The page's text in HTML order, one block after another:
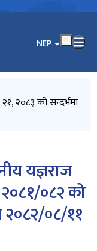
भाषा चयन गर्नुहोस्
NEP
उपदफा (३) को
२०८३ को सन्दर्भमा
सम्बन्धी विश्‍वविद्यालय
यज्ञराज
०८२ को
२०८२/०८/११